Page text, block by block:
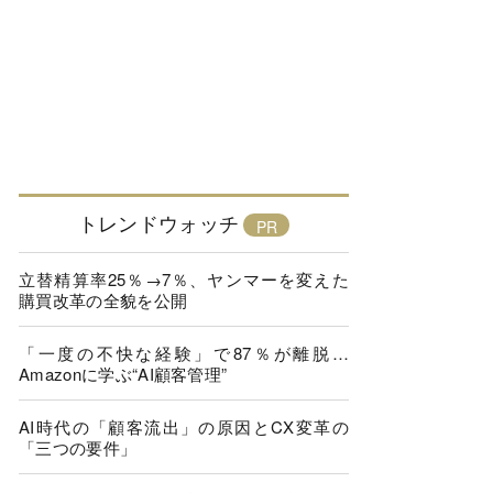
トレンドウォッチ
立替精算率25％→7％、ヤンマーを変えた
購買改革の全貌を公開
「一度の不快な経験」で87％が離脱…
Amazonに学ぶ“AI顧客管理”
AI時代の「顧客流出」の原因とCX変革の
「三つの要件」